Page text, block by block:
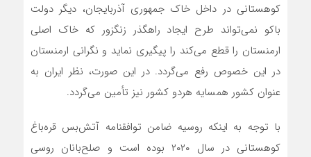
کوهستانی در داخل خاک جمهوری آذربایجان، دیگر دولت
باکو نمی‌تواند طرح ایجاد راهگذر زنگزور که خاک اصلی
ارمنستان را قطع می‌کند را پیگیری نماید و نگرانی ارمنستان
در این خصوص رفع می‌گردد. در این صورت، نظر ایران به
عنوان کشور همسایه هردو کشور نیز تأمین می‌گردد.
با توجه به اینکه روسیه ضامن توافقنامه آتش‌بس قره‌باغ
کوهستانی در سال ۲۰۲۰ بوده است و صلح‌بانان روسی